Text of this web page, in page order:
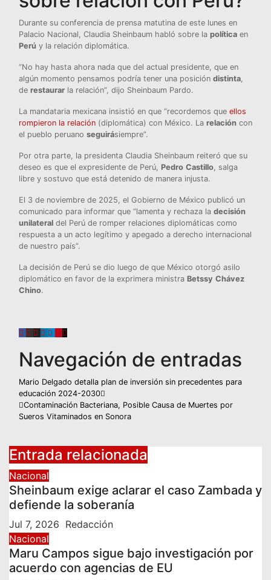
Durante su conferencia de prensa matutina de este lunes en
Palacio Nacional, Claudia Sheinbaum habló sobre la política en
Perú y la relación diplomática.
“No hay hasta ahora nada que del actual presidente, que en
algún momento pensamos podría tener una posición distinta
de restaurar la relación”, dijo Sheinbaum Pardo.
La mandataria mexicana insistió en que “recordemos que ellos
rompieron la relación (diplomática) con México. La relación con
el pueblo peruano seguirásiempre”.
Por otra parte, la presidenta Claudia Sheinbaum reiteró que su
deseo es que el expresidente de Perú, Pedro Castillo , salga
libre y sostuvo que está detenido de manera injusta.
El 3 de noviembre de 2025, el Gobierno de México publicó un
comunicado para informar que “lamenta y rechaza la decisión
unilateral del Perú de romper relaciones diplomáticas como
respuesta a un acto legítimo y apegado a derecho internacional
de nuestro país”.
La decisión de Perú se dio luego de que México otorgó asilo
diplomático en favor de la exprimera ministra Betssy Chávez
Chino.
Navegación de entradas
Mario Delgado detalla plan de inversión sin precedentes para
educación 2024-2030
Contaminación Bacteriana, Posible Causa de Muertes por
Sueros Vitaminados en Sonora
Entrada relacionada
Nacional
Sheinbaum exige aclarar el caso Zambada y
defiende la soberanía
Jul 7, 2026 Redacción
Nacional
Maru Campos sigue bajo investigación por
acuerdo con agencias de EU